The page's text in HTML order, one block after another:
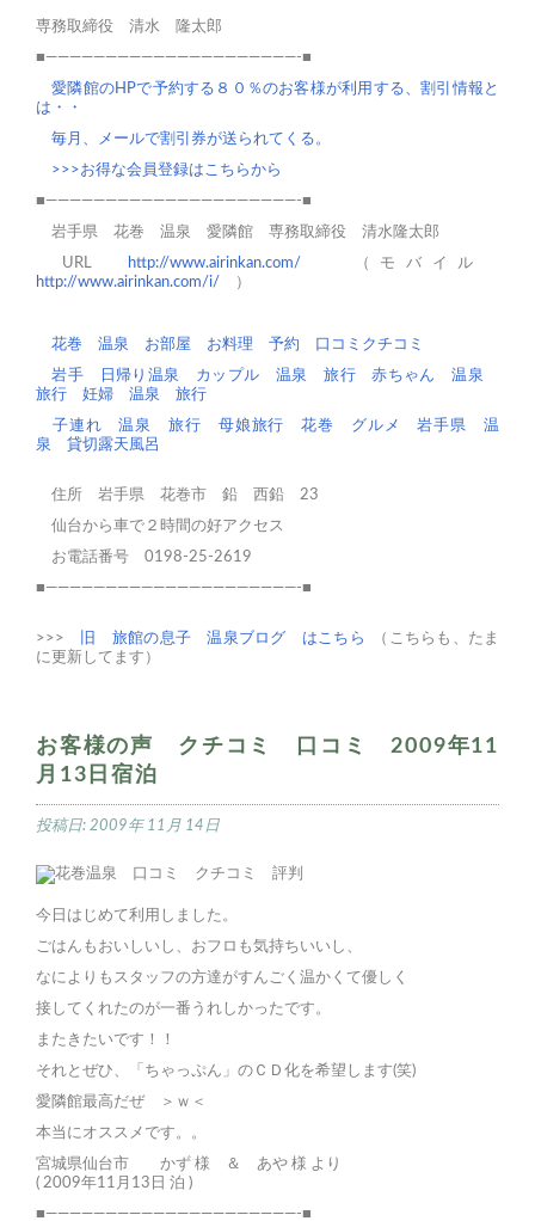
専務取締役 清水 隆太郎
■—————————————————————-■
愛隣館のHPで予約する８０％のお客様が利用する、割引情報と
は・・
毎月、メールで割引券が送られてくる。
>>>お得な会員登録はこちらから
■—————————————————————-■
岩手県 花巻 温泉 愛隣館 専務取締役 清水隆太郎
URL
http://www.airinkan.com/ （モバイル
http://www.airinkan.com/i/ ）
花巻 温泉 お部屋 お料理 予約
口コミクチコミ
岩手 日帰り温泉
カップル 温泉 旅行
赤ちゃん 温泉
旅行
妊婦 温泉 旅行
子連れ 温泉 旅行
母娘旅行 花巻 グルメ
岩手県 温
泉
貸切露天風呂
住所 岩手県 花巻市 鉛 西鉛 23
仙台から車で２時間の好アクセス
お電話番号 0198-25-2619
■—————————————————————-■
>>> 旧 旅館の息子 温泉ブログ はこちら
（こちらも、たま
に更新してます）
お客様の声 クチコミ 口コミ 2009年11
月13日宿泊
投稿日: 2009年 11月 14日
今日はじめて利用しました。
ごはんもおいしいし、おフロも気持ちいいし、
なによりもスタッフの方達がすんごく温かくて優しく
接してくれたのが一番うれしかったです。
またきたいです！！
それとぜひ、「ちゃっぷん」のＣＤ化を希望します(笑)
愛隣館最高だぜ ＞ｗ＜
本当にオススメです。。
宮城県仙台市 かず 様 ＆ あや 様 より
( 2009年11月13日 泊 )
■—————————————————————-■